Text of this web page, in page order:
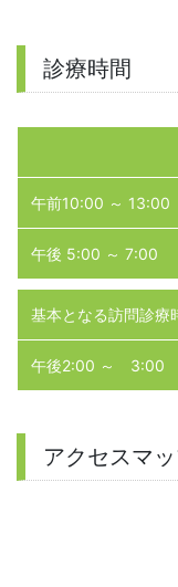
診療時間
午前10:00 ～ 13:00
午後 5:00 ～ 7:00
基本となる訪問診療
午後2:00 ～ 3:00
アクセスマ